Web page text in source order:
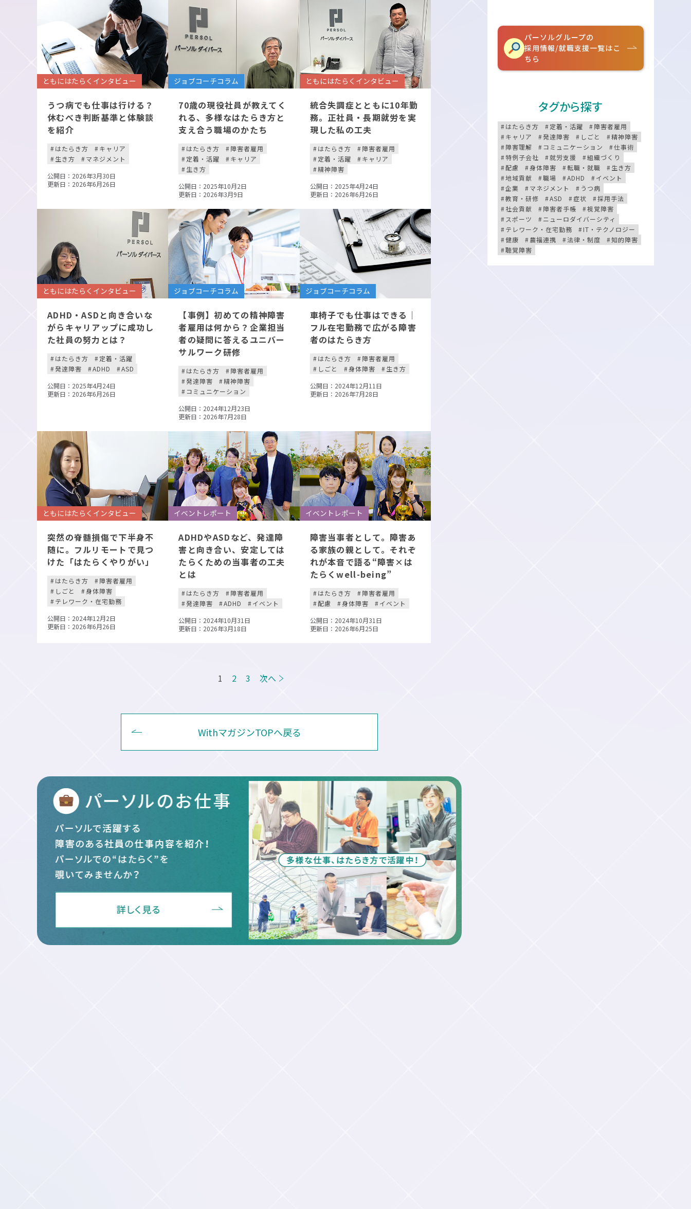
ともにはたらくインタビュー
うつ病でも仕事は行ける？
休むべき判断基準と体験談
を紹介
はたらき方
キャリア
生き方
マネジメント
公開日：2026年3月30日
更新日：2026年6月26日
ジョブコーチコラム
70歳の現役社員が教えてく
れる、多様なはたらき方と
支え合う職場のかたち
はたらき方
障害者雇用
定着・活躍
キャリア
生き方
公開日：2025年10月2日
更新日：2026年3月9日
ともにはたらくインタビュー
統合失調症とともに10年勤
務。正社員・長期就労を実
現した私の工夫
はたらき方
障害者雇用
定着・活躍
キャリア
精神障害
公開日：2025年4月24日
更新日：2026年6月26日
ともにはたらくインタビュー
ADHD・ASDと向き合いな
がらキャリアップに成功し
た社員の努力とは？
はたらき方
定着・活躍
発達障害
ADHD
ASD
公開日：2025年4月24日
更新日：2026年6月26日
ジョブコーチコラム
【事例】初めての精神障害
者雇用は何から？企業担当
者の疑問に答えるユニバー
サルワーク研修
はたらき方
障害者雇用
発達障害
精神障害
コミュニケーション
公開日：2024年12月23日
更新日：2026年7月28日
ジョブコーチコラム
車椅子でも仕事はできる｜
フル在宅勤務で広がる障害
者のはたらき方
はたらき方
障害者雇用
しごと
身体障害
生き方
公開日：2024年12月11日
更新日：2026年7月28日
ともにはたらくインタビュー
突然の脊髄損傷で下半身不
随に。フルリモートで見つ
けた「はたらくやりがい」
はたらき方
障害者雇用
しごと
身体障害
テレワーク・在宅勤務
公開日：2024年12月2日
更新日：2026年6月26日
イベントレポート
ADHDやASDなど、発達障
害と向き合い、安定しては
たらくための当事者の工夫
とは
はたらき方
障害者雇用
発達障害
ADHD
イベント
公開日：2024年10月31日
更新日：2026年3月18日
イベントレポート
障害当事者として。障害あ
る家族の親として。それぞ
れが本音で語る“障害×は
たらくwell-being”
はたらき方
障害者雇用
配慮
身体障害
イベント
公開日：2024年10月31日
更新日：2026年6月25日
り
1 2 3 次へ
WithマガジンTOPへ戻る
パーソルグループの
採用情報/就職支援一覧はこ
ちら
タグから探す
はたらき方 定着・活躍
障害者雇用
キャリア
発達障害 しごと
精神障害
障害理解
コミュニケーション
仕事術
特例子会社
就労支援
組織づくり
配慮
身体障害 転職・就職
生き方
地域貢献
職場 ADHD
イベント
企業
マネジメント
うつ病
教育・研修
ASD 症状
採用手法
社会貢献
障害者手帳
視覚障害
スポーツ
ニューロダイバーシティ
テレワーク・在宅勤務
IT・テクノロジー
健康
農福連携 法律・制度
知的障害
聴覚障害